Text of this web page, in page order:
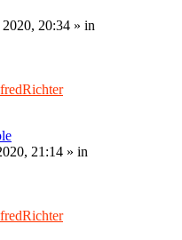
20:34 » in
21:14 » in